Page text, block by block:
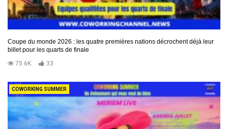
Coupe du monde 2026 : les quatre premières nations décrochent déjà leur
billet pour les quarts de finale
75.6K
33
COWORKING SUMMER